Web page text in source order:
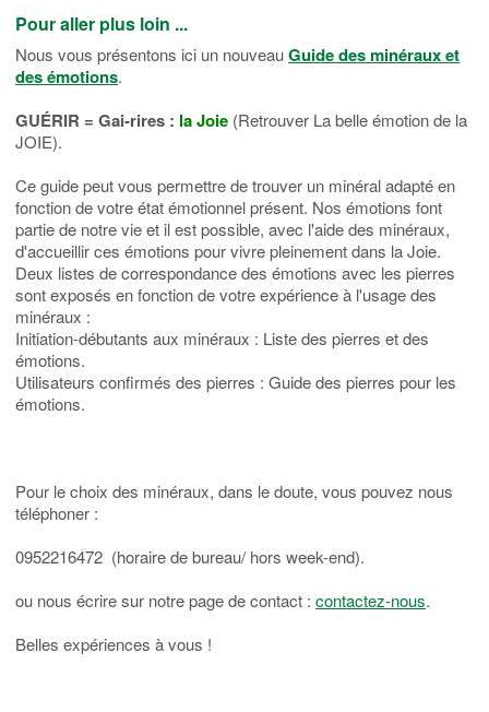
Pour aller plus loin ...
Nous vous présentons ici un nouveauGuide des minéraux et
des émotions.
GUÉRIR = Gai-rires : la Joie (Retrouver La belle émotion de la
JOIE).
Ce guide peut vous permettre de trouver un minéral adapté en
fonction de votre état émotionnel présent. Nos émotions font
partie de notre vie et il est possible, avec l'aide des minéraux,
d'accueillir ces émotions pour vivre pleinement dans la Joie.
Deux listes de correspondance des émotions avec les pierres
sont exposés en fonction de votre expérience à l'usage des
minéraux :
Initiation-débutants aux minéraux : Liste des pierres et des
émotions.
Utilisateurs confirmés des pierres : Guide des pierres pour les
émotions.
Pour le choix des minéraux, dans le doute, vous pouvez nous
téléphoner :
0952216472 (horaire de bureau/ hors week-end).
ou nous écrire sur notre page de contact :contactez-nous.
Belles expériences à vous !